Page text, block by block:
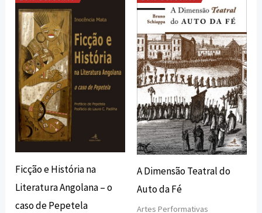
Ficção e História na
Literatura Angolana – o
caso de Pepetela
preço
original
era:
20,00 €.
preço
atual
é:
18,00 €.
A Dimensão Teatral do
Auto da Fé
Artes Performativas
preço
original
era:
16,00 €.
preço
atual
é:
14,40 €.